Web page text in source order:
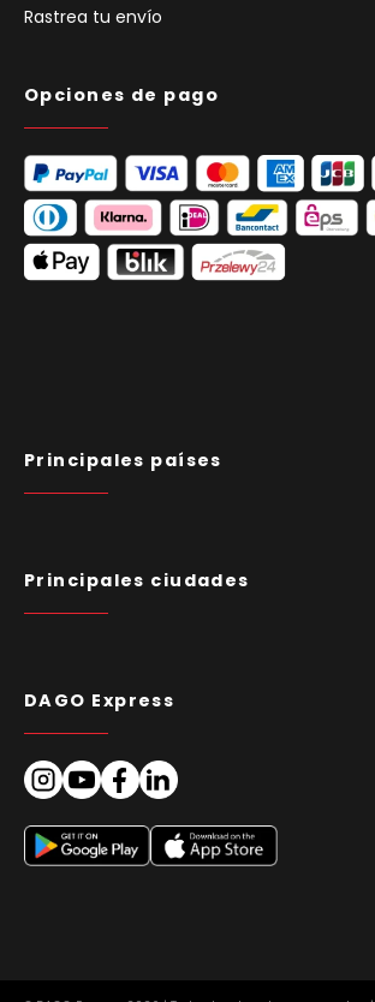
Rastrea tu envío
Opciones de pago
Principales países
Principales ciudades
DAGO Express